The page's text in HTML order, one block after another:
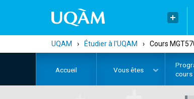
UQAM › Étudier à l'UQAM › Cours
Accueil Vous êtes
cours